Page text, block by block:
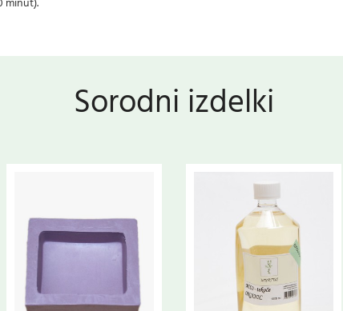
minut).
Sorodni izdelki